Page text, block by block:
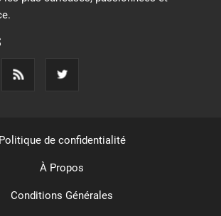
Politique de confidentialité
À Propos
Conditions Générales